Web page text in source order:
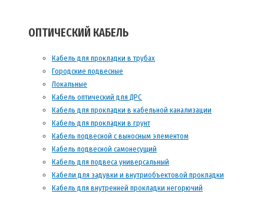
ОПТИЧЕСКИЙ КАБЕЛЬ
Кабель для прокладки в трубах
Городские подвесные
Локальные
Кабель оптический для ДРС
Кабель для прокладки в кабельной канализации
Кабель для прокладки в грунт
Кабель подвесной с выносным элементом
Кабель подвесной самонесущий
Кабель для подвеса универсальный
Кабели для задувки и внутриобъектовой прокладки
Кабель для внутренней прокладки негорючий